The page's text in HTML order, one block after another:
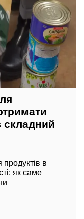
складний
в
як саме